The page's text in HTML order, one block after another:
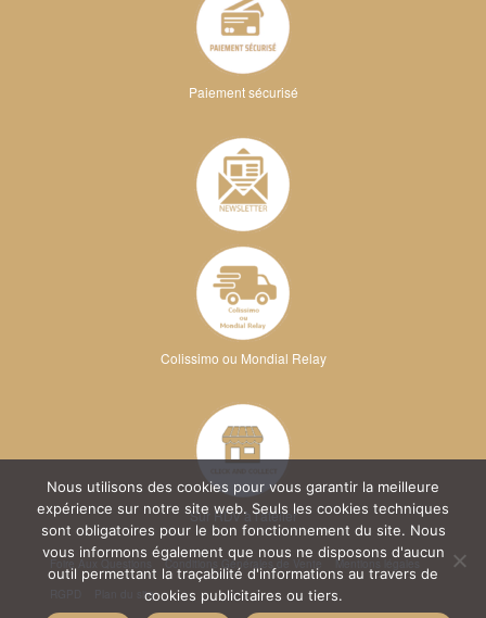
Paiement sécurisé
Colissimo ou Mondial Relay
Sur RDV à l'atelier
Conditions Générales de Vente
Mentions légales
Plan du site
Nous utilisons des cookies pour vous garantir la meilleure
expérience sur notre site web. Seuls les cookies techniques
sont obligatoires pour le bon fonctionnement du site. Nous
vous informons également que nous ne disposons d'aucun
outil permettant la traçabilité d'informations au travers de
cookies publicitaires ou tiers.